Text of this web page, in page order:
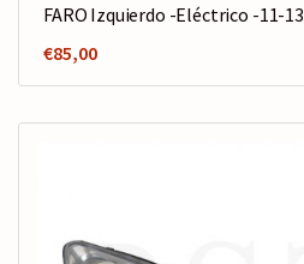
FARO Izquierdo -Eléctrico -11-13
€85,00